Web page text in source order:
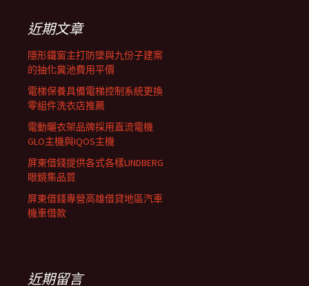
列近期文章
隱形鐵窗主打防墜與九份子建案
的抽化糞池費用平價
電梯保養具備電梯控制系統更換
零組件洗衣店推薦
電動曬衣架品牌採用直流電機
GLO主機與IQOS主機
屏東借錢提供各式各樣LINDBERG
眼鏡集品質
屏東借錢專營高雄借貸地區汽車
機車借款
近期留言